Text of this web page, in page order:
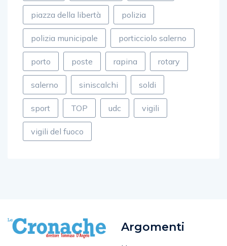
piazza della libertà polizia
polizia municipale porticciolo salerno
porto poste rapina rotary
salerno siniscalchi soldi
sport TOP udc vigili
vigili del fuoco
Argomenti